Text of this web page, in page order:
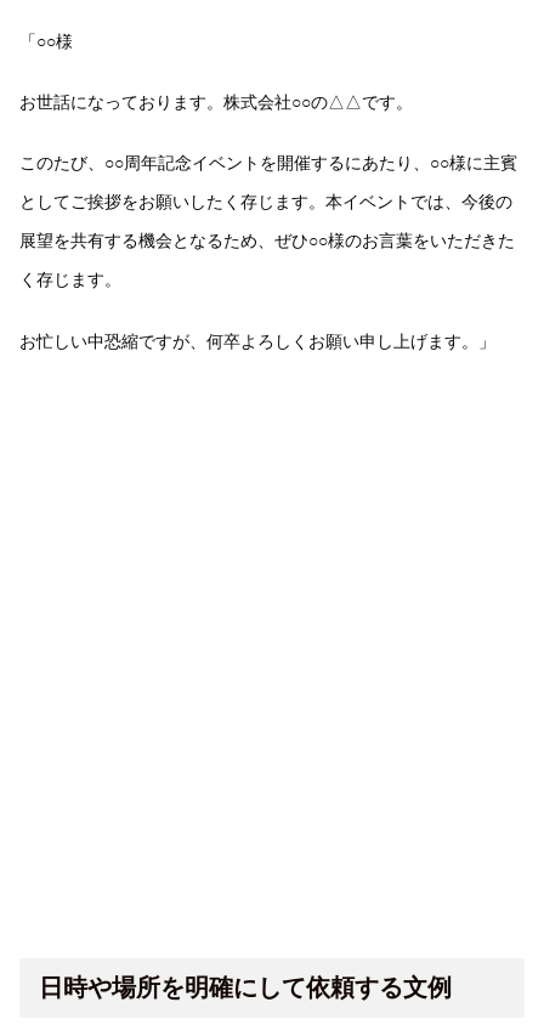
「○○様
お世話になっております。株式会社○○の△△です。
このたび、○○周年記念イベントを開催するにあたり、○○様に主賓
としてご挨拶をお願いしたく存じます。本イベントでは、今後の
展望を共有する機会となるため、ぜひ○○様のお言葉をいただきた
く存じます。
お忙しい中恐縮ですが、何卒よろしくお願い申し上げます。」
日時や場所を明確にして依頼する文例